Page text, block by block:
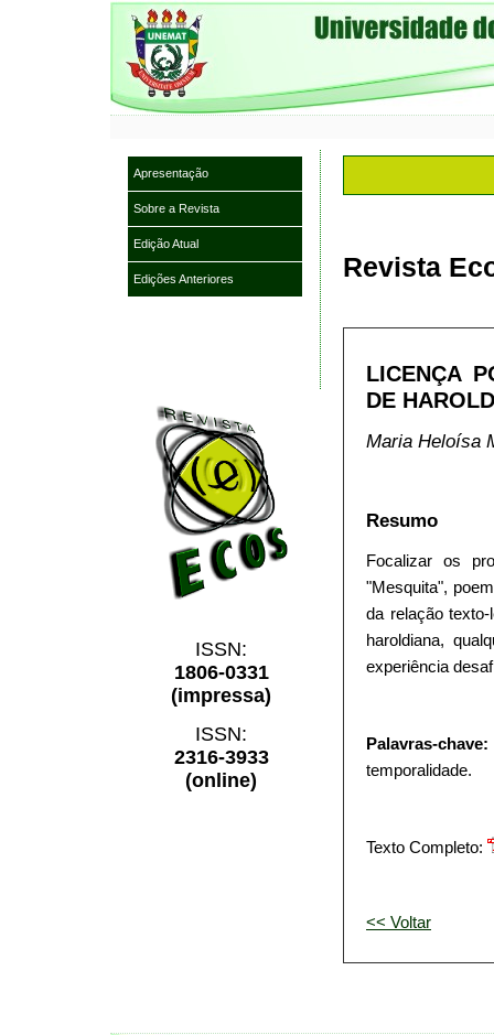
Apresentação
Sobre a Revista
Edição Atual
Edições Anteriores Revista
LICENÇA
DE
Maria Heloísa
Resumo
Focalizar os
"Mesquita",
da relação
haroldiana,
experiência
Palavras-chave:
temporalidade.
Texto Completo:
<< Voltar
ISSN:
1806-0331
(impressa)
ISSN:
2316-3933
(online)